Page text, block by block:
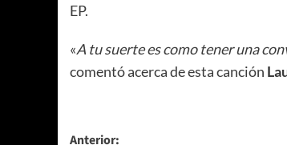
EP.
«A tu suerte es como tener una
comentó acerca de esta canción
Anterior: